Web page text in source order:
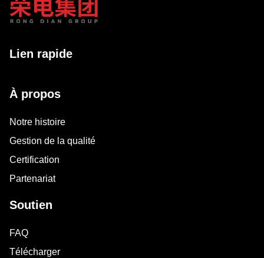
Lien rapide
À propos
Notre histoire
Gestion de la qualité
Certification
Partenariat
Soutien
FAQ
Télécharger